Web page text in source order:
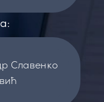
Славенко